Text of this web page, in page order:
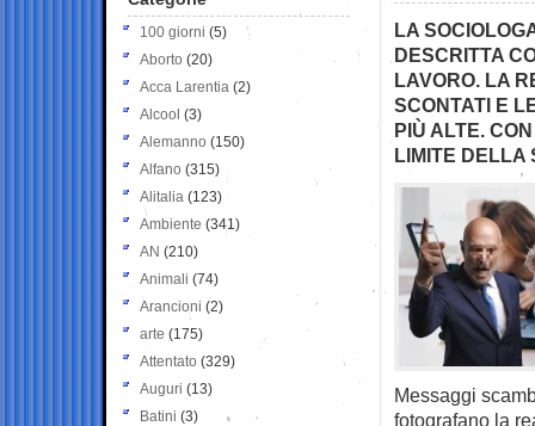
LA
DESCRITTA
LAVORO. LA
SCONTATI E
PIÙ ALTE.
LIMITE DELLA
Messaggi
fotografano la
100 giorni (5)
Aborto (20)
Acca Larentia (2)
Alcool (3)
Alemanno (150)
Alfano (315)
Alitalia (123)
Ambiente (341)
AN (210)
Animali (74)
Arancioni (2)
arte (175)
Attentato (329)
Auguri (13)
Batini (3)